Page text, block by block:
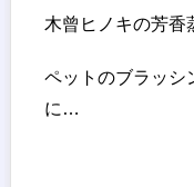
木曾ヒノキの芳
ペットのブラッシ
に…